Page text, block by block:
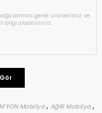
gerek ürünlerimiz ve
bilgi alabilirsiniz.
Mobilya, AğRI Mobilya,